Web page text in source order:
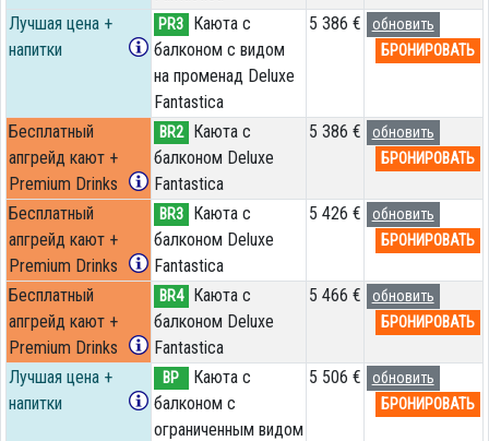
Лучшая цена +
напитки
PR3
Каюта с
балконом с видом
на променад Deluxe
Fantastica
5 386 €
обновить
БРОНИРОВАТЬ
Бесплатный
апгрейд кают +
Premium Drinks
BR2
Каюта с
балконом Deluxe
Fantastica
5 386 €
обновить
БРОНИРОВАТЬ
Бесплатный
апгрейд кают +
Premium Drinks
BR3
Каюта с
балконом Deluxe
Fantastica
5 426 €
обновить
БРОНИРОВАТЬ
Бесплатный
апгрейд кают +
Premium Drinks
BR4
Каюта с
балконом Deluxe
Fantastica
5 466 €
обновить
БРОНИРОВАТЬ
Лучшая цена +
напитки
BP
Каюта с
балконом c
ограниченным видом
5 506 €
обновить
БРОНИРОВАТЬ